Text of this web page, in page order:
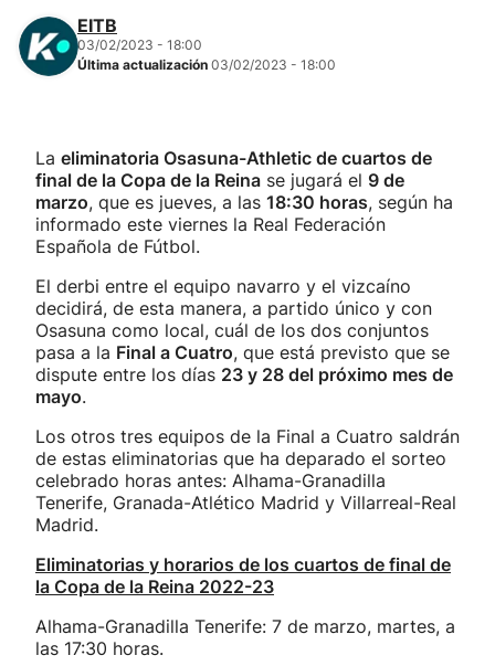
EITB
03/02/2023 - 18:00
Última actualización 03/02/2023 - 18:00
La eliminatoria Osasuna-Athletic de cuartos de
final de la Copa de la Reina se jugará el 9 de
marzo, que es jueves, a las 18:30 horas, según ha
informado este viernes la Real Federación
Española de Fútbol.
El derbi entre el equipo navarro y el vizcaíno
decidirá, de esta manera, a partido único y con
Osasuna como local, cuál de los dos conjuntos
pasa a la Final a Cuatro, que está previsto que se
dispute entre los días 23 y 28 del próximo mes de
mayo.
Los otros tres equipos de la Final a Cuatro saldrán
de estas eliminatorias que ha deparado el sorteo
celebrado horas antes: Alhama-Granadilla
Tenerife, Granada-Atlético Madrid y Villarreal-Real
Madrid.
Eliminatorias y horarios de los cuartos de final de
la Copa de la Reina 2022-23
Alhama-Granadilla Tenerife: 7 de marzo, martes, a
las 17:30 horas.